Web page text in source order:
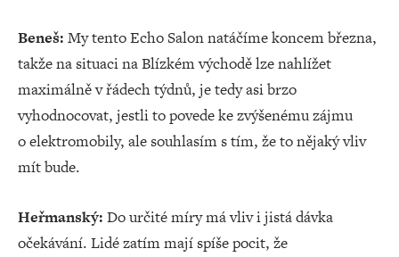
Beneš: My tento Echo Salon natáčíme koncem března,
takže na situaci na Blízkém východě lze nahlížet
maximálně v řádech týdnů, je tedy asi brzo
vyhodnocovat, jestli to povede ke zvýšenému zájmu
o elektromobily, ale souhlasím s tím, že to nějaký vliv
mít bude.
Heřmanský: Do určité míry má vliv i jistá dávka
očekávání. Lidé zatím mají spíše pocit, že